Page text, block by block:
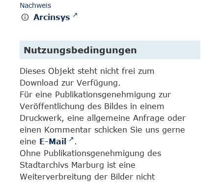
Nachweis
Arcinsys
Nutzungsbedingungen
Dieses Objekt steht nicht frei zum
Download zur Verfügung.
Für eine Publikationsgenehmigung zur
Veröffentlichung des Bildes in einem
Druckwerk, eine allgemeine Anfrage oder
einen Kommentar schicken Sie uns gerne
eine E-Mail
.
Ohne Publikationsgenehmigung des
Stadtarchivs Marburg ist eine
Weiterverbreitung der Bilder nicht